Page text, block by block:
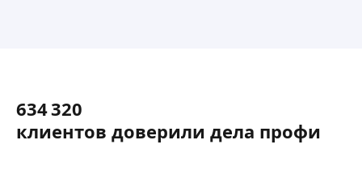
634 320
клиентов доверили дела профи